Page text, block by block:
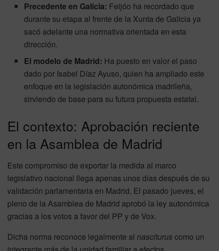
Precedente en Galicia: Feijóo ha recordado que
durante su etapa al frente de la Xunta de Galicia ya
sacó adelante una normativa orientada en esta
dirección.
El modelo de Madrid: Ha puesto en valor el paso
dado por Isabel Díaz Ayuso, quien ha ampliado este
enfoque en la legislación autonómica madrileña,
sirviendo de base para su futura propuesta estatal.
El contexto: Aprobación reciente
en la Asamblea de Madrid
Este compromiso de exportar la medida al marco
legislativo nacional llega apenas unos días después de su
validación parlamentaria en Madrid. El pasado jueves, el
pleno de la Asamblea de Madrid aprobó la ley autonómica
gracias a los votos a favor del PP y de Vox.
Dicha norma reconoce legalmente al nascituruscomo un